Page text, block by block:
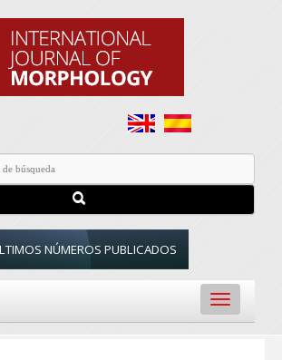
NÚMEROS PUBLICADOS
Toggle
navigation